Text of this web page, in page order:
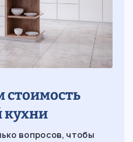
стоимость
кухни
вопросов, чтобы